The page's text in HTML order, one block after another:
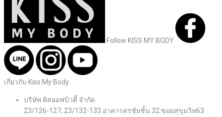
Follow KISS MY BODY
เกี่ยวกับ Kiss My Body
บริษัท คิสออฟบิวตี้ จำกัด
23/126-127, 23/132-133 อาคารสรชัยชั้น 32 ซอยสุขุมวิท63